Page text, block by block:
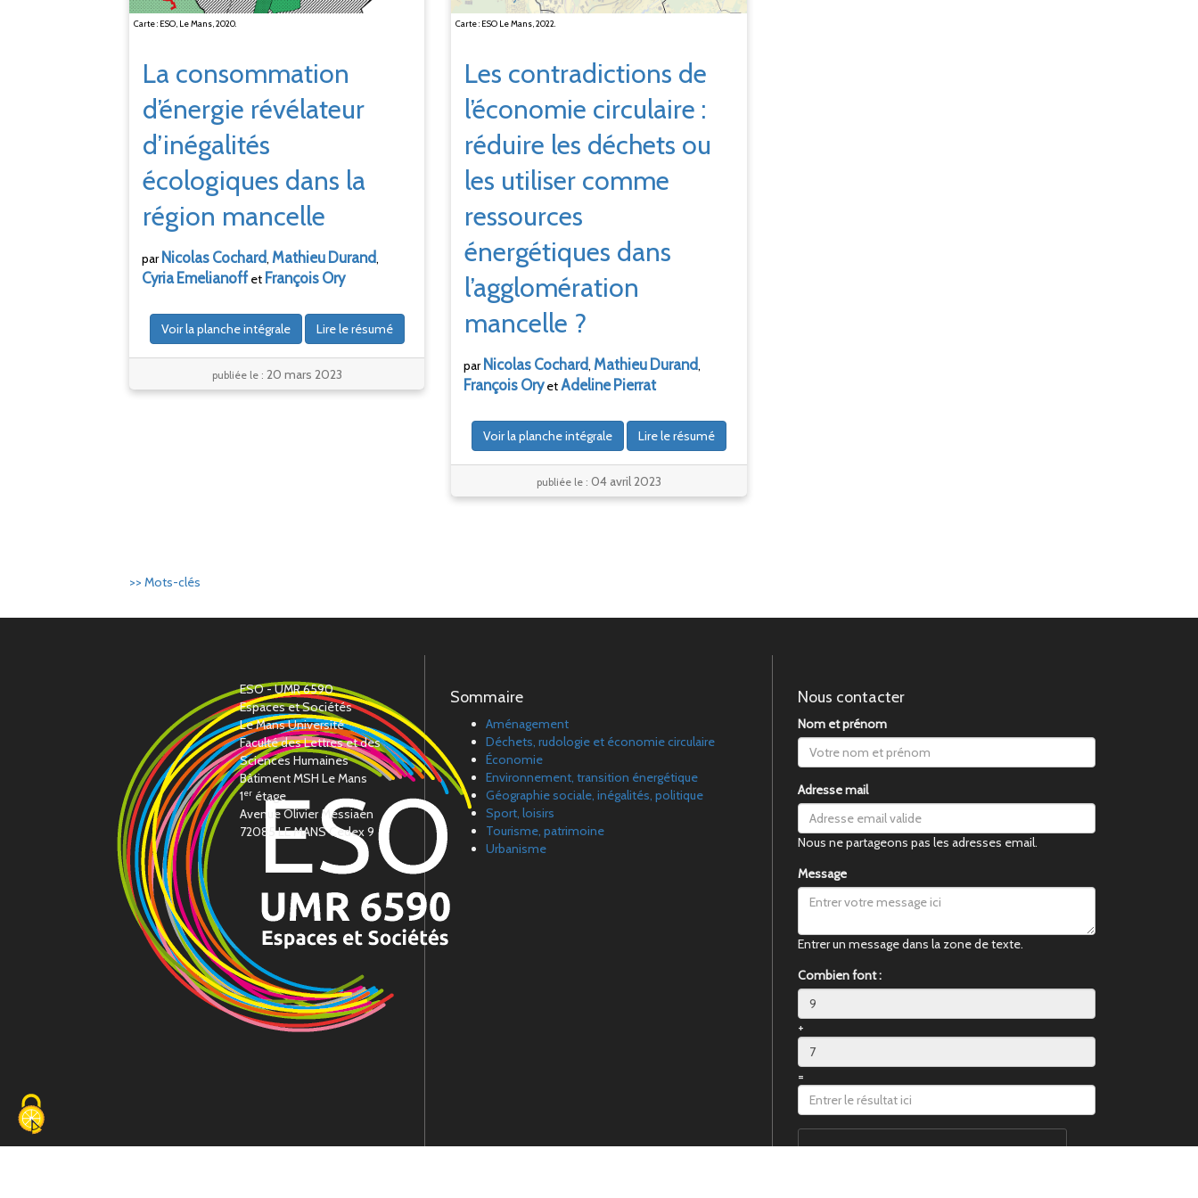
Carte : ESO, Le Mans, 2020.
La consommation
d’énergie révélateur
d’inégalités
écologiques dans la
région mancelle
par Nicolas Cochard, Mathieu Durand,
Cyria Emelianoffet François Ory
Voir la planche intégrale Lire le résumé
publiée le : 20 mars 2023
Carte : ESO Le Mans, 2022.
Les contradictions de
l’économie circulaire :
réduire les déchets ou
les utiliser comme
ressources
énergétiques dans
l’agglomération
mancelle ?
par Nicolas Cochard,Mathieu Durand,
François OryetAdeline Pierrat
Voir la planche intégrale Lire le résumé
publiée le : 04 avril 2023
>> Mots-clés
ESO - UMR 6590
Espaces et Sociétés
Le Mans Université
Faculté des Lettres et des
Sciences Humaines
Bàtiment MSH Le Mans
1erétage
Avenue Olivier Messiaen
72085 LE MANS Cedex 9
Sommaire
Aménagement
Déchets, rudologie et économie circulaire
Économie
Environnement, transition énergétique
Géographie sociale, inégalités, politique
Sport, loisirs
Tourisme, patrimoine
Urbanisme
Nous contacter
Nom et prénom
Adresse mail
Nous ne partageons pas les adresses email.
Message
Entrer un message dans la zone de texte.
Combien font :
+
=